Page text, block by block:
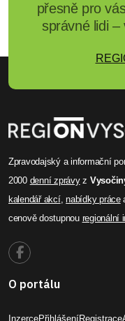
přesně pro
správné lidi
Zpravodajský a informační
2000 denní zprávyz
kalendář akcí,nabídky práce
cenově dostupnou regionální
O portálu
InzercePřihlášeníRegistrace